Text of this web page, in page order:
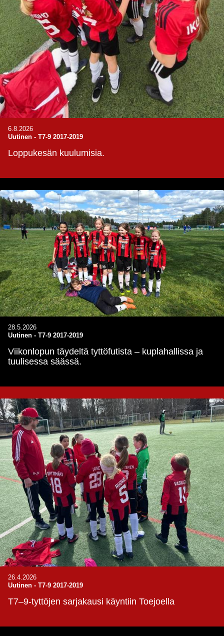
6.8.2026
Uutinen - T7-9 2017-2019
Loppukesän kuulumisia.
28.5.2026
Uutinen - T7-9 2017-2019
Viikonlopun täydeltä tyttöfutista – kuplahallissa ja
tuulisessa säässä.
26.4.2026
Uutinen - T7-9 2017-2019
T7–9-tyttöjen sarjakausi käyntiin Toejoella